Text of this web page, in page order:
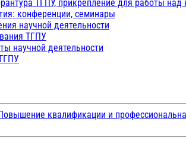
ТГПУ, прикрепление для работы над
конференции, семинары
научной деятельности
ТГПУ
научной деятельности
квалификации и